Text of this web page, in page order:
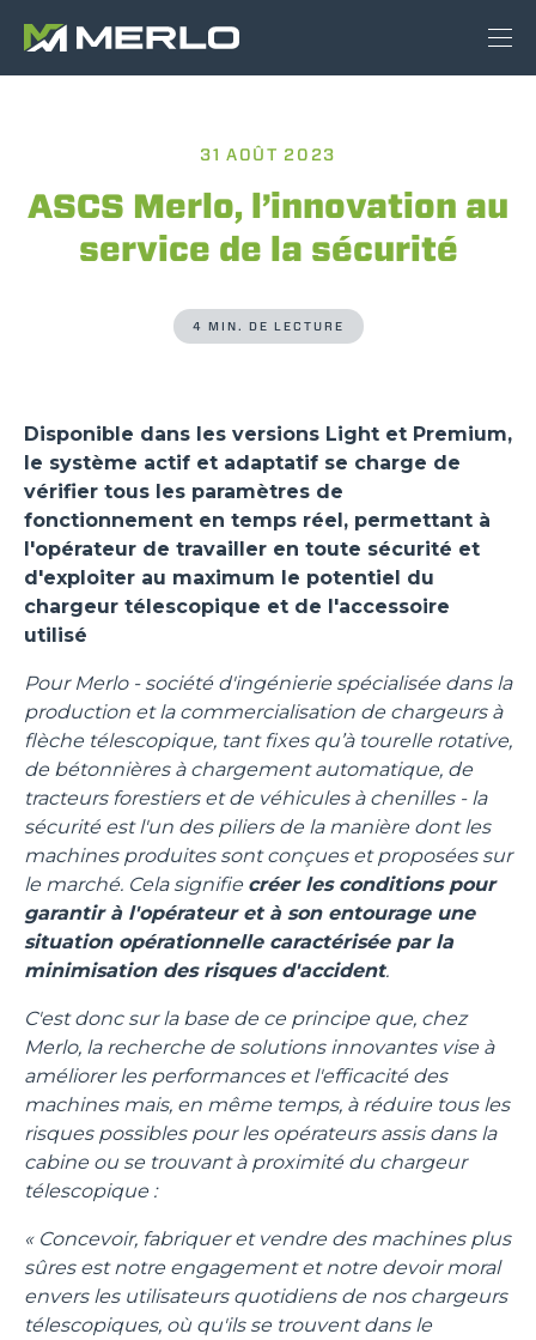
31 AOÛT 2023
ASCS Merlo, l’innovation au
service de la sécurité
4 MIN. DE LECTURE
Disponible dans les versions Light et Premium,
le système actif et adaptatif se charge de
vérifier tous les paramètres de
fonctionnement en temps réel, permettant à
l'opérateur de travailler en toute sécurité et
d'exploiter au maximum le potentiel du
chargeur télescopique et de l'accessoire
utilisé
Pour Merlo - société d'ingénierie spécialisée dans la
production et la commercialisation de chargeurs à
flèche télescopique, tant fixes qu’à tourelle rotative,
de bétonnières à chargement automatique, de
tracteurs forestiers et de véhicules à chenilles - la
sécurité est l'un des piliers de la manière dont les
machines produites sont conçues et proposées sur
le marché. Cela signifie créer les conditions pour
garantir à l'opérateur et à son entourage une
situation opérationnelle caractérisée par la
minimisation des risques d'accident.
C'est donc sur la base de ce principe que, chez
Merlo, la recherche de solutions innovantes vise à
améliorer les performances et l'efficacité des
machines mais, en même temps, à réduire tous les
risques possibles pour les opérateurs assis dans la
cabine ou se trouvant à proximité du chargeur
télescopique :
« Concevoir, fabriquer et vendre des machines plus
sûres est notre engagement et notre devoir moral
envers les utilisateurs quotidiens de nos chargeurs
télescopiques, où qu'ils se trouvent dans le